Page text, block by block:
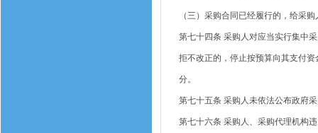
（三）采购合同已经履行的，给采
第七十四条 采购人对应当实行集中
拒不改正的，停止按预算向其支付
分。
第七十五条 采购人未依法公布政府
第七十六条 采购人、采购代理机构